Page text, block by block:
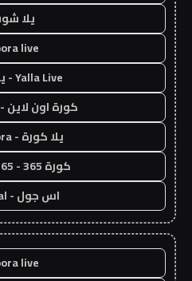
يلا
live
Yalla Live - يلا لايف
كورة اون لاين - koora onl
يلا كورة - yallakora
كورة 365 - kooora 365
اس جول - AS Goal
live